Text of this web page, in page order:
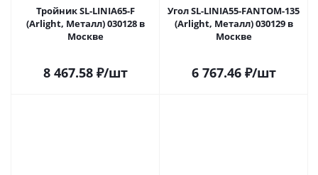
Тройник SL-LINIA65-F
(Arlight, Металл) 030128 в
Москве
8 467.58₽/шт
Угол SL-LINIA55-FANTOM-135
(Arlight, Металл) 030129 в
Москве
6 767.46₽/шт